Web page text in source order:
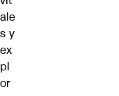
ale
s y
ex
pl
or